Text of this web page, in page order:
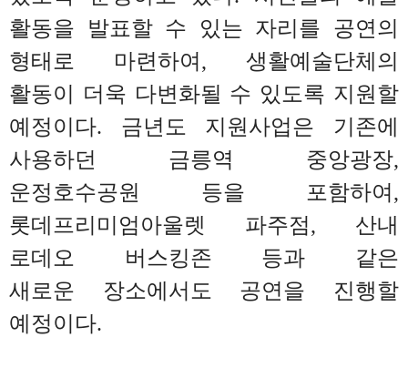
활동을 발표할 수 있는 자리를 공연의
형태로 마련하여 , 생활예술단체의
활동이 더욱 다변화될 수 있도록 지원할
예정이다. 금년도 지원사업은 기존에
사용하던 금릉역 중앙광장,
운정호수공원 등을 포함하여 ,
롯데프리미엄아울렛 파주점, 산내
로데오 버스킹존 등과 같은
새로운 장소에서도 공연을 진행할
예정이다.